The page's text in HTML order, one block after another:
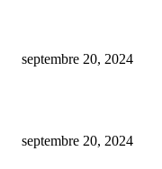
septembre 20, 2024
septembre 20, 2024